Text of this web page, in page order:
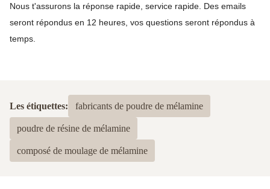
Nous t'assurons la réponse rapide, service rapide. Des emails
seront répondus en 12 heures, vos questions seront répondus à
temps.
Les étiquettes: fabricants de poudre de mélamine
poudre de résine de mélamine
composé de moulage de mélamine